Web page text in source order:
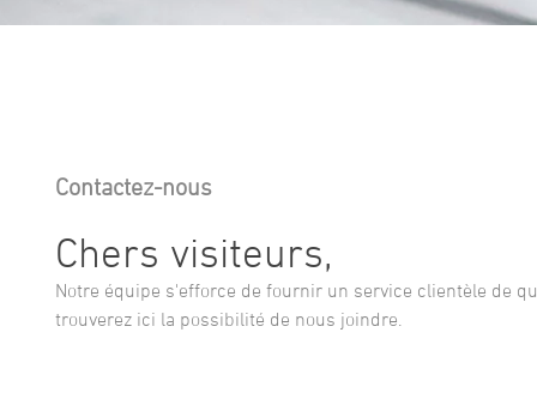
Contactez-nous
Chers visiteurs,
Notre équipe s'efforce de fournir un service clientèle de
trouverez ici la possibilité de nous joindre.